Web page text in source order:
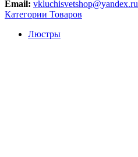
Email: vkluchisvetshop@yandex.ru
Категории Товаров
Люстры